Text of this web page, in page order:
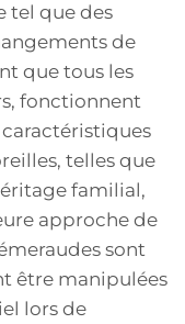
tel que des
de
que tous les
fonctionnent
telles que
familial,
approche de
sont
être manipulées
lors de